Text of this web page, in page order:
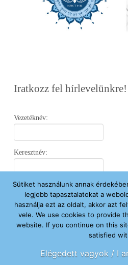
Iratkozz fel hírlevelünkre!
Vezetéknév:
Keresztnév:
Email:
Elfogadom az Adatvédelmi
Sütiket használunk annak
legjobb tapasztalatokat a
használja ezt az oldalt, akkor azt
vele. We use cookies to provide
website. If you continue on this
satisfied
Elégedett vagyok / I